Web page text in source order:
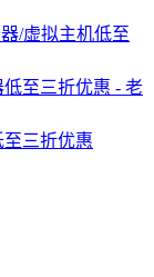
/虚拟主机低至
至三折优惠